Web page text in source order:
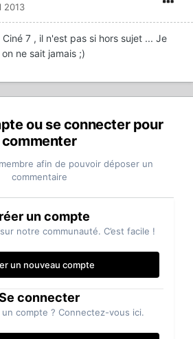
2013
7 , il n'est pas si hors sujet ... Je
ne sait jamais ;)
ou se connecter pour
commenter
afin de pouvoir déposer un
commentaire
un compte
notre communauté. C’est facile !
un nouveau compte
connecter
un compte ? Connectez-vous ici.